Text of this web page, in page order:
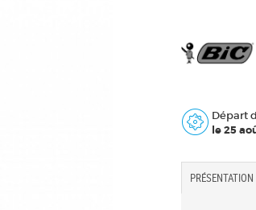
Départ
le 25
PRÉSENTATION